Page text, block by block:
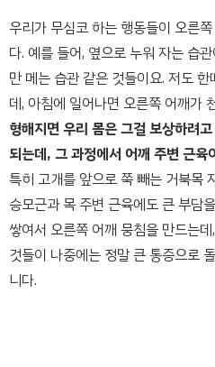
우리가 무심코 하는 행동들이 오른
다. 예를 들어, 옆으로 누워 자는 습
만 메는 습관 같은 것들이요. 저도
데, 아침에 일어나면 오른쪽 어깨가
형해지면 우리 몸은 그걸 보상하려
되는데, 그 과정에서 어깨 주변 근
특히 고개를 앞으로 쭉 빼는 거북목
승모근과 목 주변 근육에도 큰 부담
쌓여서 오른쪽 어깨 뭉침을 만드는
것들이 나중에는 정말 큰 통증으로
니다.